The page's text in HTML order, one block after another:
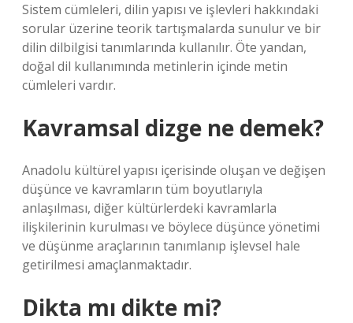
Sistem cümleleri, dilin yapısı ve işlevleri hakkındaki
sorular üzerine teorik tartışmalarda sunulur ve bir
dilin dilbilgisi tanımlarında kullanılır. Öte yandan,
doğal dil kullanımında metinlerin içinde metin
cümleleri vardır.
Kavramsal dizge ne demek?
Anadolu kültürel yapısı içerisinde oluşan ve değişen
düşünce ve kavramların tüm boyutlarıyla
anlaşılması, diğer kültürlerdeki kavramlarla
ilişkilerinin kurulması ve böylece düşünce yönetimi
ve düşünme araçlarının tanımlanıp işlevsel hale
getirilmesi amaçlanmaktadır.
Dikta mı dikte mi?